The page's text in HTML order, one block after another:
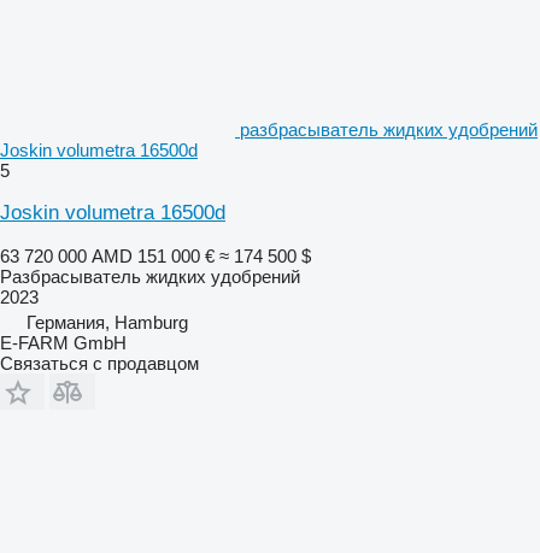
разбрасыватель жидких удобрений
Joskin volumetra 16500d
5
Joskin volumetra 16500d
63 720 000 AMD 151 000 € ≈ 174 500 $
Разбрасыватель жидких удобрений
2023
Германия, Hamburg
E-FARM GmbH
Связаться с продавцом